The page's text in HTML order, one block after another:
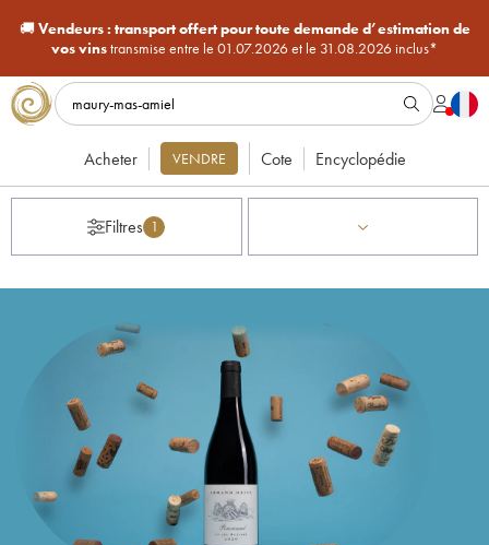
🚚Vendeurs : transport offert pour toute demande d’estimation de
vos vinstransmise entre le 01.07.2026 et le 31.08.2026 inclus*
Acheter VENDRE Cote Encyclopédie
Filtres 1